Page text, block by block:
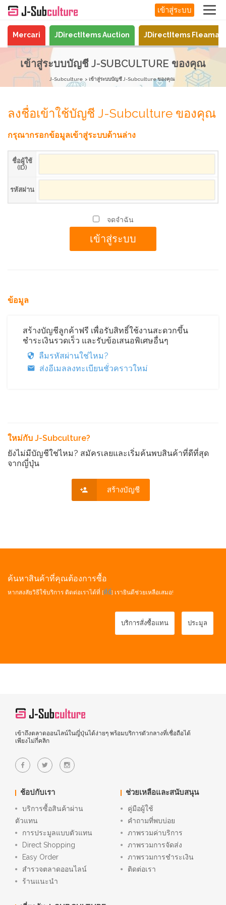
เข้าสู่ระบบ
Mercari JDirectItems Auction JDirectItems
เข้าสู่ระบบบัญชี J-SUBCULTURE ของคุณ
J-Subculture เข้าสู่ระบบบัญชี J-Subculture ของคุณ
ลงชื่อเข้าใช้บัญชี J-Subculture ของคุณ
กรุณากรอกข้อมูลเข้าสู่ระบบด้านล่าง
ชื่อผู้ใช้
(ID)
รหัสผ่าน
จดจำฉัน
ข้อมูล
สร้างบัญชีลูกค้าฟรี เพื่อรับสิทธิ์ใช้งานสะดวกขึ้น
ชำระเงินรวดเร็ว และรับข้อเสนอพิเศษอื่นๆ
ลืมรหัสผ่านใช่ไหม?
ส่งอีเมลลงทะเบียนชั่วคราวใหม่
ใหม่กับ J-Subculture?
ยังไม่มีบัญชีใช่ไหม? สมัครเลยและเริ่มค้นพบสินค้าที่ดีที่สุด
จากญี่ปุ่น
สร้างบัญชี
ค้นหาสินค้าที่คุณต้องการซื้อ
หากสงสัยวิธีใช้บริการ ติดต่อเราได้ที่ [ที่นี่] เรายินดีช่วยเหลือเสมอ!
บริการสั่งซื้อแทน ประมูล
เข้าถึงตลาดออนไลน์ในญี่ปุ่นได้ง่ายๆ พร้อมบริการตัวกลางที่เชื่อถือได้
เพียงไม่กี่คลิก
ช้อปกับเรา
บริการซื้อสินค้าผ่าน
ตัวแทน
การประมูลแบบตัวแทน
Direct Shopping
Easy Order
สำรวจตลาดออนไลน์
ร้านแนะนำ
ช่วยเหลือและสนับสนุน
คู่มือผู้ใช้
คำถามที่พบบ่อย
ภาพรวมค่าบริการ
ภาพรวมการจัดส่ง
ภาพรวมการชำระเงิน
ติดต่อเรา